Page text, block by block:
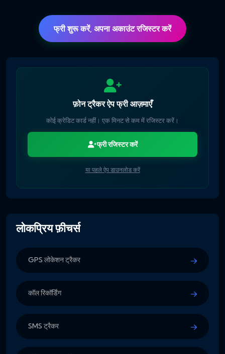
फ्री शुरू करें, अपना अकाउंट रजिस्टर करें
फ़ोन ट्रैकर ऐप फ्री आज़माएँ
कोई क्रेडिट कार्ड नहीं। एक मिनट से कम में रजिस्टर करें।
फ्री रजिस्टर करें
या पहले ऐप डाउनलोड करें
लोकप्रिय फ़ीचर्स
GPS लोकेशन ट्रैकर
कॉल रिकॉर्डिंग
SMS ट्रैकर